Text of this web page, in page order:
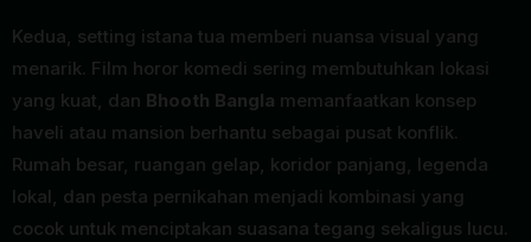
Kedua, setting istana tua memberi nuansa visual yang
menarik. Film horor komedi sering membutuhkan lokasi
yang kuat, dan Bhooth Bangla memanfaatkan konsep
haveli atau mansion berhantu sebagai pusat konflik.
Rumah besar, ruangan gelap, koridor panjang, legenda
lokal, dan pesta pernikahan menjadi kombinasi yang
cocok untuk menciptakan suasana tegang sekaligus lucu.